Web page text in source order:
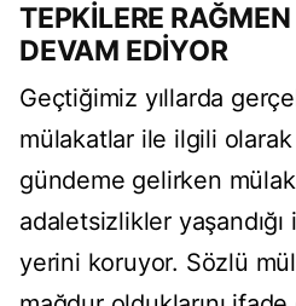
TEPKİLERE
DEVAM EDİYOR
Geçtiğimiz yıllarda
mülakatlar ile ilgili
gündeme gelirken
adaletsizlikler yaşandığı
yerini koruyor. Sözlü